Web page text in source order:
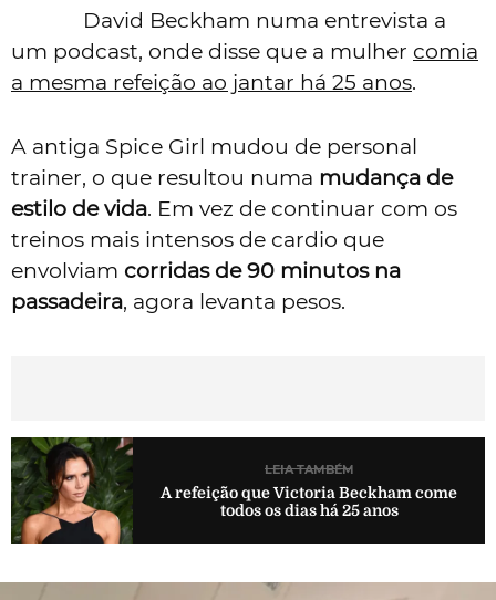
David Beckham numa entrevista a
um podcast, onde disse que a mulher comia
a mesma refeição ao jantar há 25 anos.
A antiga Spice Girl mudou de personal
trainer, o que resultou numa mudança de
estilo de vida. Em vez de continuar com os
treinos mais intensos de cardio que
envolviam corridas de 90 minutos na
passadeira, agora levanta pesos.
LEIA TAMBÉM
A refeição que Victoria Beckham come
todos os dias há 25 anos